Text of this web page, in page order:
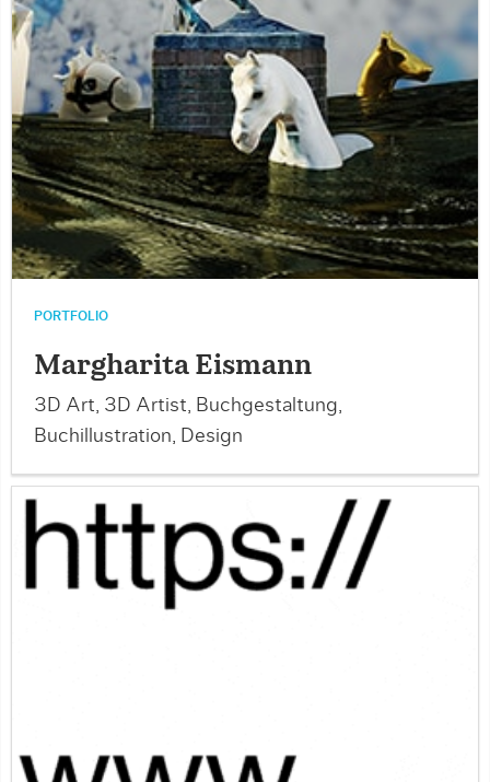
PORTFOLIO
Margharita Eismann
3D Art, 3D Artist, Buchgestaltung,
Buchillustration, Design